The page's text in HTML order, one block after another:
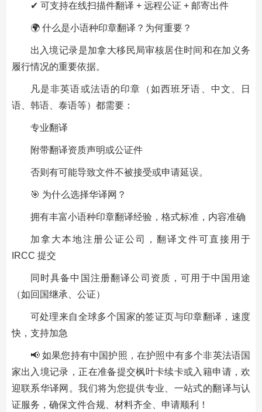
✔ 可支持在线扫描件翻译 + 远程公证 + 邮寄出件
🌍 什么是小语种印章翻译？为何重要？
出入境记录是加拿大移民局审核居住时间和在加义务
履行情况的重要依据。
凡是非英语或法语的印章（如西班牙语、中文、日
语、韩语、泰语等）都需要：
专业翻译
附带翻译资质声明或公证件
否则有可能导致文件不被接受或申请延误。
🎯 为什么选择华译网？
拥有丰富小语种印章翻译经验，格式标准，内容准确
加拿大本地注册公证公司，翻译文件可直接用于
IRCC 提交
同时具备中国注册翻译公司资质，可用于中国用途
（如回国继承、公证）
可处理来自全球多个国家的签证页与印章翻译，速度
快，支持加急
📢 如果您持有中国护照，在护照中有多个非英法语国
家出入境记录，正在准备提交枫叶卡续卡或入籍申请，欢
迎联系华译网。我们将为您提供专业、一站式的翻译与认
证服务，确保文件合规、材料齐全、申请顺利！